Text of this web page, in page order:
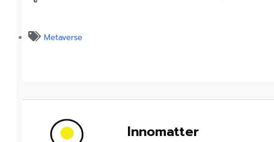
Metaverse
Innomatter